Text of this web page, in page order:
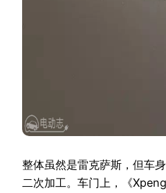
整体虽然是雷克萨斯，但车
二次加工。车门上，《